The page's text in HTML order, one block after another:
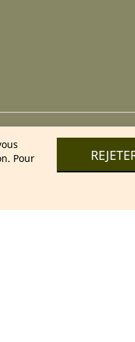
& bien-être 100 %
Pour